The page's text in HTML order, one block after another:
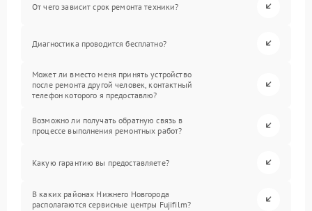
От чего зависит срок ремонта техники?
Диагностика проводится бесплатно?
Может ли вместо меня принять устройство
после ремонта другой человек, контактный
телефон которого я предоставлю?
Возможно ли получать обратную связь в
процессе выполнения ремонтных работ?
Какую гарантию вы предоставляете?
В каких районах Нижнего Новгорода
располагаются сервисные центры Fujifilm?